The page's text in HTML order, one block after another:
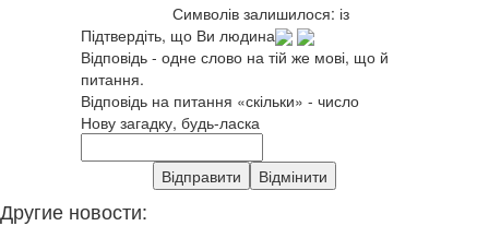
Символів залишилося: із
Підтвердіть, що Ви людина
Відповідь - одне слово на тій же мові, що й
питання.
Відповідь на питання «скільки» - число
Нову загадку, будь-ласка
Другие новости: